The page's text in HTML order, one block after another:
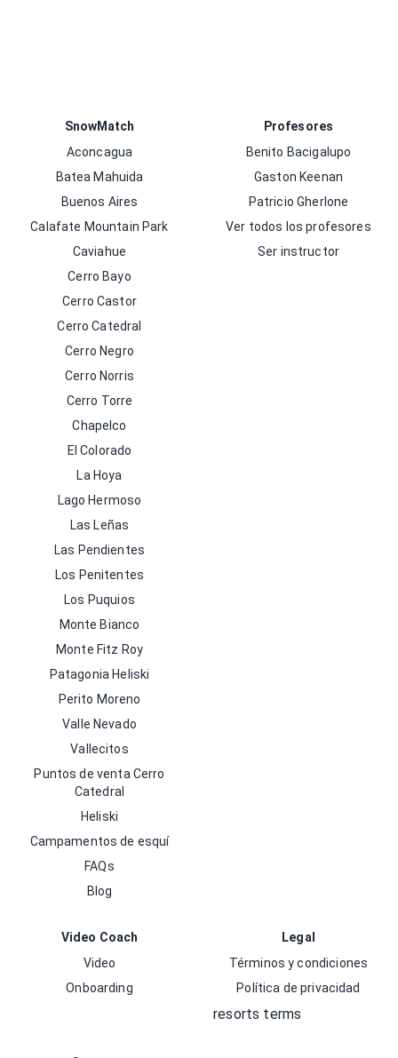
SnowMatch
Aconcagua
Batea Mahuida
Buenos Aires
Calafate Mountain Park
Caviahue
Cerro Bayo
Cerro Castor
Cerro Catedral
Cerro Negro
Cerro Norris
Cerro Torre
Chapelco
El Colorado
La Hoya
Lago Hermoso
Las Leñas
Las Pendientes
Los Penitentes
Los Puquios
Monte Bianco
Monte Fitz Roy
Patagonia Heliski
Perito Moreno
Valle Nevado
Vallecitos
Puntos de venta Cerro
Catedral
Heliski
Campamentos de esquí
FAQs
Blog
Profesores
Benito Bacigalupo
Gaston Keenan
Patricio Gherlone
Ver todos los profesores
Ser instructor
Video Coach
Video
Onboarding
Legal
Términos y condiciones
Política de privacidad
resorts terms